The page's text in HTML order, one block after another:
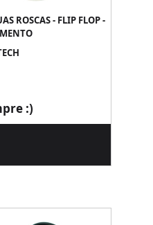
ROSCAS - FLIP FLOP -
:)